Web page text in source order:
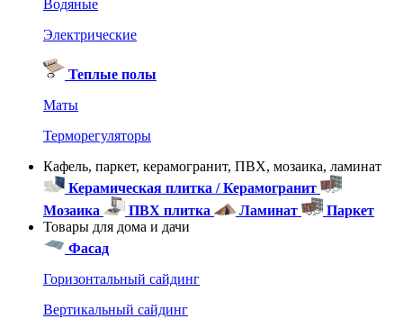
Водяные
Электрические
Теплые полы
Маты
Терморегуляторы
Кафель, паркет, керамогранит, ПВХ, мозаика, ламинат
Керамическая плитка / Керамогранит
Мозаика
ПВХ плитка Ламинат
Паркет
Товары для дома и дачи
Фасад
Горизонтальный сайдинг
Вертикальный сайдинг